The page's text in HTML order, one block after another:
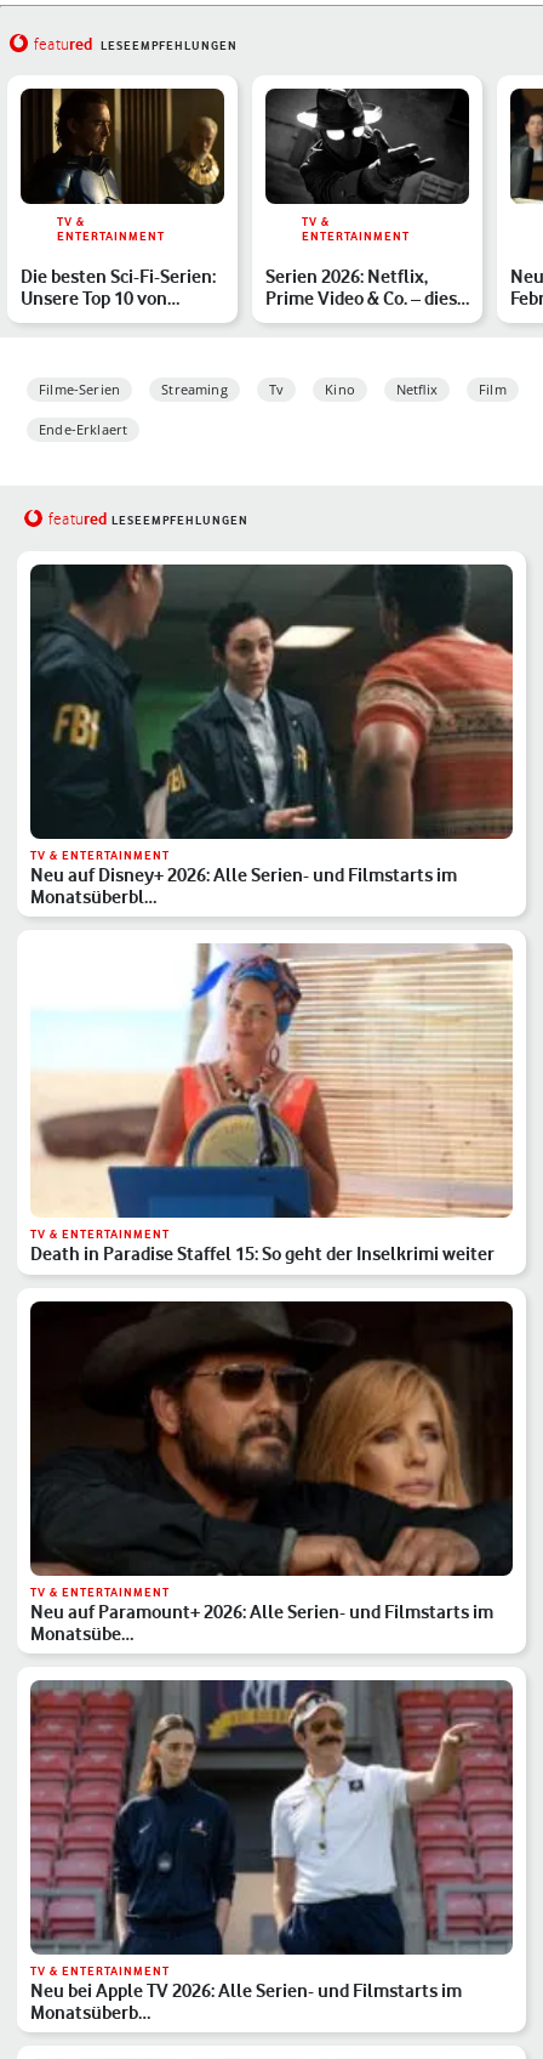
featured LESEEMPFEHLUNGEN
TV &
ENTERTAINMENT
Die besten Sci-Fi-Serien:
Unsere Top 10 von
Netflix, Prime Video …
TV &
ENTERTAINMENT
Serien 2026: Netflix,
Prime Video & Co. – diese
Highlights erwart…
Filme-Serien Streaming Tv Kino Netflix Film
Ende-Erklaert
featured LESEEMPFEHLUNGEN
TV & ENTERTAINMENT
Neu auf Disney+ 2026: Alle Serien- und Filmstarts im
Monatsüberbl…
TV & ENTERTAINMENT
Death in Paradise Staffel 15: So geht der Inselkrimi weiter
TV & ENTERTAINMENT
Neu auf Paramount+ 2026: Alle Serien- und Filmstarts im
Monatsübe…
TV & ENTERTAINMENT
Neu bei Apple TV 2026: Alle Serien- und Filmstarts im
Monatsüberb…